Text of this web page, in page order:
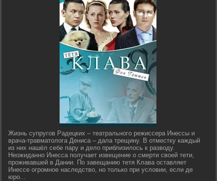
Жизнь супругов Радецких – театрального режиссера Инессы и
врача-травматолога Дениса – дала трещину. В отместку каждый
из них нашёл себе пару и дело приблизилось к разводу.
Неожиданно Инесса получает извещение о смерти своей тети,
проживавшей в Дании. По завещанию тетя Клава оставляет
Инессе огромное наследство, но только при условии, если де
юро...